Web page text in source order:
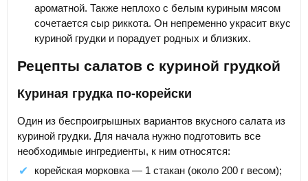
ароматной. Также неплохо с белым куриным мясом
сочетается сыр риккота. Он непременно украсит вкус
куриной грудки и порадует родных и близких.
Рецепты салатов с куриной грудкой
Куриная грудка по-корейски
Один из беспроигрышных вариантов вкусного салата из
куриной грудки. Для начала нужно подготовить все
необходимые ингредиенты, к ним относятся:
корейская морковка — 1 стакан (около 200 г весом);